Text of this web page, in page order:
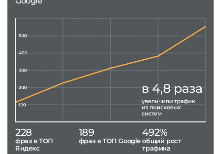
228
фраз в ТОП
Яндекс
189
фраз в ТОП Google
492%
общий рост
трафика